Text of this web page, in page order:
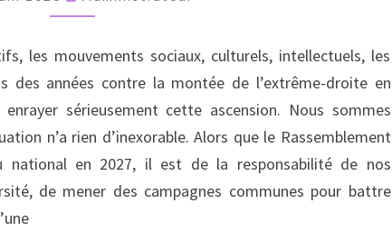
CONTRE
DROITE
2026
–
2027
les mouvements sociaux, culturels, intellectuels, les
des années contre la montée de l’extrême-droite en
sérieusement cette ascension. Nous sommes
n’a rien d’inexorable. Alors que le Rassemblement
national en 2027, il est de la responsabilité de nos
de mener des campagnes communes pour battre